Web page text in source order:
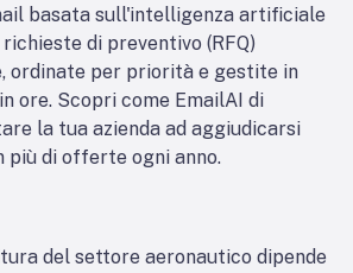
basata sull'intelligenza artificiale
di preventivo (RFQ)
ordinate per priorità e gestite in
ore. Scopri come EmailAI di
la tua azienda ad aggiudicarsi
più di offerte ogni anno.
del settore aeronautico dipende